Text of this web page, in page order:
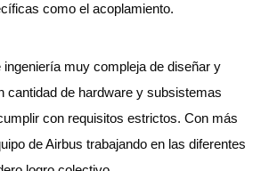
como el acoplamiento.
ingeniería muy compleja de diseñar y
cantidad de hardware y subsistemas
con requisitos estrictos. Con más
de Airbus trabajando en las diferentes